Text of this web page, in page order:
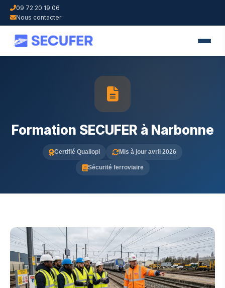
09 72 20 19 06
Nous contacter
Formation SECUFER à Narbonne
Certifié Qualiopi Mis à jour avril 2026
Sécurité ferroviaire